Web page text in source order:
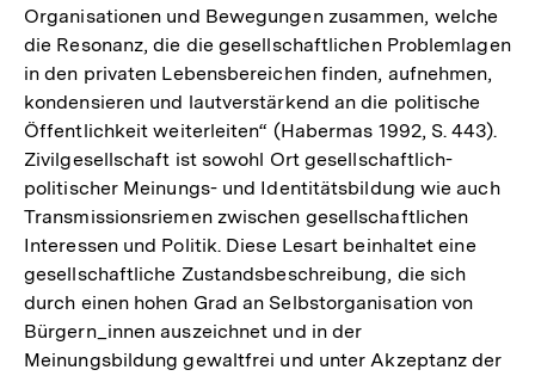
Organisationen und Bewegungen zusammen, welche
die Resonanz, die die gesellschaftlichen Problemlagen
in den privaten Lebensbereichen finden, aufnehmen,
kondensieren und lautverstärkend an die politische
Öffentlichkeit weiterleiten“ (Habermas 1992, S. 443).
Zivilgesellschaft ist sowohl Ort gesellschaftlich-
politischer Meinungs- und Identitätsbildung wie auch
Transmissionsriemen zwischen gesellschaftlichen
Interessen und Politik. Diese Lesart beinhaltet eine
gesellschaftliche Zustandsbeschreibung, die sich
durch einen hohen Grad an Selbstorganisation von
Bürgern_innen auszeichnet und in der
Meinungsbildung gewaltfrei und unter Akzeptanz der